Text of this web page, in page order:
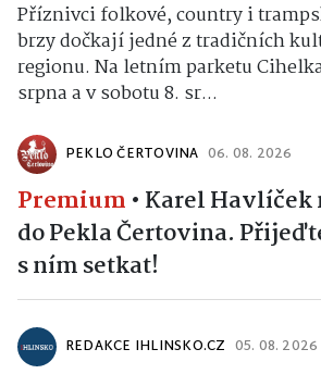
Příznivci folkové, country i
brzy dočkají jedné z tradičních
regionu. Na letním parketu
srpna a v sobotu 8. sr...
PEKLO ČERTOVINA 06. 08. 2026
Premium • Karel
do Pekla Čertovina.
s ním setkat!
REDAKCE IHLINSKO.CZ 05. 08. 2026